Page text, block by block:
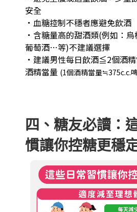
安全
． 血糖控制不穩者應避免飲酒
． 含糖量高的甜酒類(例如：
葡萄酒…等)不建議選擇
． 建議男性每日飲酒≦2個酒
酒精當量 (1個酒精當量≒375c.c.
四、糖友必讀：
慣讓你控糖更穩